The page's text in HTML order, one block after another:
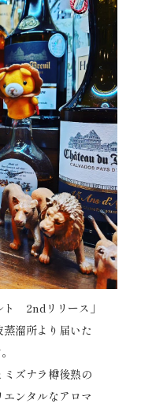
ト 2ndリリース」
溜所より届いた
ズナラ樽後熟の
ンタルなアロマ